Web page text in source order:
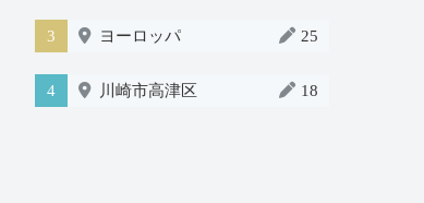
3 ヨーロッパ 25
4 川崎市高津区 18